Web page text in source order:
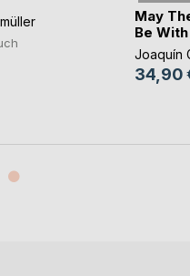
May
Be
Joaquín
34,90